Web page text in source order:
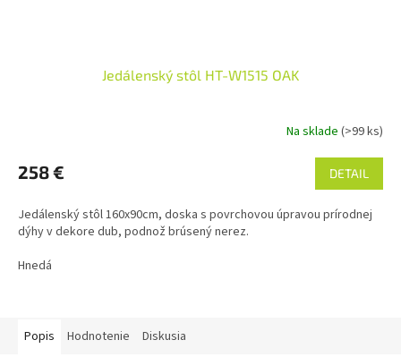
Jedálenský stôl HT-W1515 OAK
Na sklade (>99 ks)
258 € DETAIL
Jedálenský stôl 160x90cm, doska s povrchovou úpravou prírodnej
dýhy v dekore dub, podnož brúsený nerez.
Hnedá
Popis Hodnotenie Diskusia